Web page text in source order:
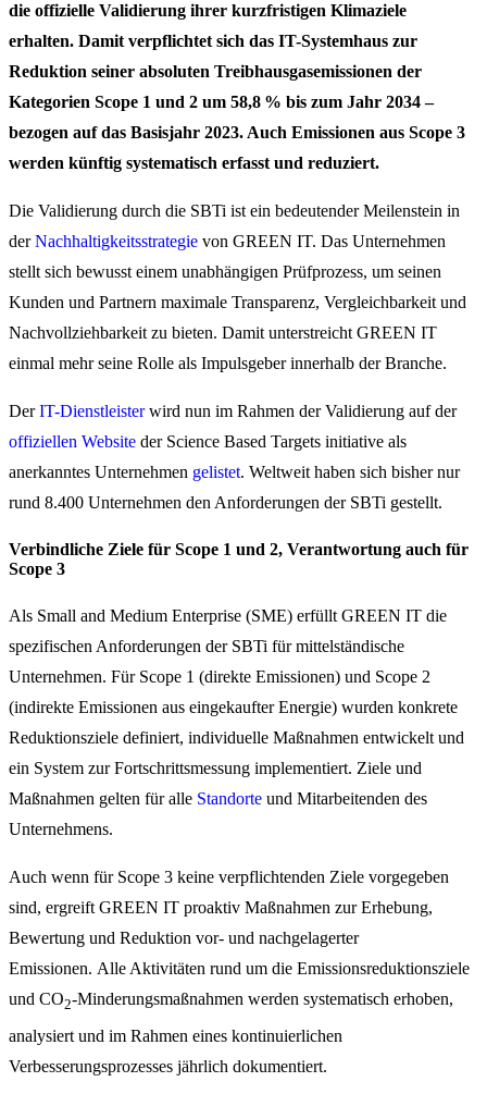
die offizielle Validierung ihrer kurzfristigen Klimaziele
erhalten. Damit verpflichtet sich das IT-Systemhaus zur
Reduktion seiner absoluten Treibhausgasemissionen der
Kategorien Scope 1 und 2 um 58,8 % bis zum Jahr 2034 –
bezogen auf das Basisjahr 2023. Auch Emissionen aus Scope 3
werden künftig systematisch erfasst und reduziert.
Die Validierung durch die SBTi ist ein bedeutender Meilenstein in
derNachhaltigkeitsstrategie von GREEN IT. Das Unternehmen
stellt sich bewusst einem unabhängigen Prüfprozess, um seinen
Kunden und Partnern maximale Transparenz, Vergleichbarkeit und
Nachvollziehbarkeit zu bieten. Damit unterstreicht GREEN IT
einmal mehr seine Rolle als Impulsgeber innerhalb der Branche.
DerIT-Dienstleisterwird nun im Rahmen der Validierung auf der
offiziellen Website der Science Based Targets initiative als
anerkanntes Unternehmen gelistet. Weltweit haben sich bisher nur
rund 8.400 Unternehmen den Anforderungen der SBTi gestellt.
Verbindliche Ziele für Scope 1 und 2, Verantwortung auch für
Scope 3
Als Small and Medium Enterprise (SME) erfüllt GREEN IT die
spezifischen Anforderungen der SBTi für mittelständische
Unternehmen. Für Scope 1 (direkte Emissionen) und Scope 2
(indirekte Emissionen aus eingekaufter Energie) wurden konkrete
Reduktionsziele definiert, individuelle Maßnahmen entwickelt und
ein System zur Fortschrittsmessung implementiert. Ziele und
Maßnahmen gelten für alle Standorte und Mitarbeitenden des
Unternehmens.
Auch wenn für Scope 3 keine verpflichtenden Ziele vorgegeben
sind, ergreift GREEN IT proaktiv Maßnahmen zur Erhebung,
Bewertung und Reduktion vor- und nachgelagerter
Emissionen. Alle Aktivitäten rund um die Emissionsreduktionsziele
und CO2-Minderungsmaßnahmen werden systematisch erhoben,
analysiert und im Rahmen eines kontinuierlichen
Verbesserungsprozesses jährlich dokumentiert.